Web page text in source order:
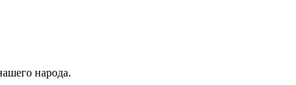
народа.